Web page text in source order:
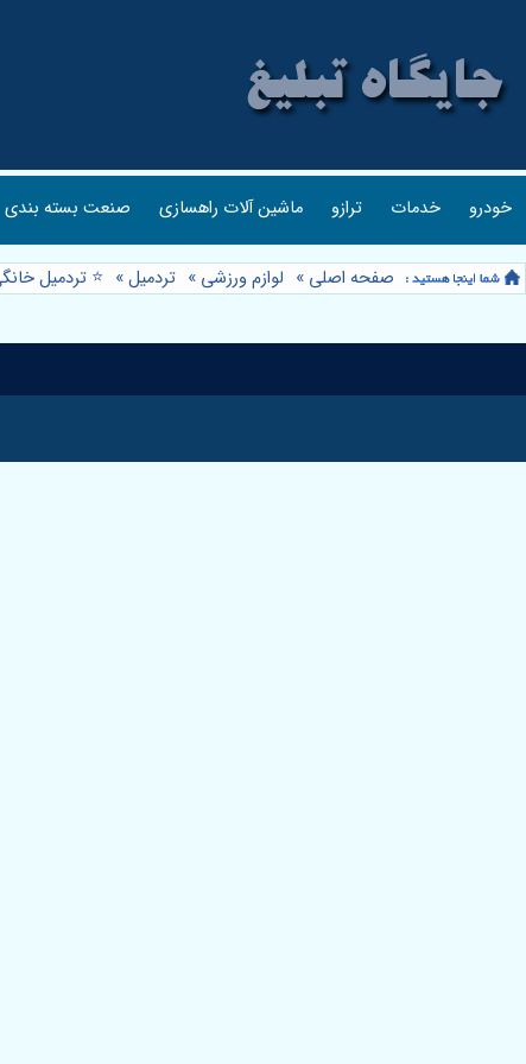
خودرو خدمات ترازو ماشین آلات راهسازی صنعت بسته بندی
صفحه اصلی » لوازم ورزشی » تردمیل» ⭐️ تردمیل